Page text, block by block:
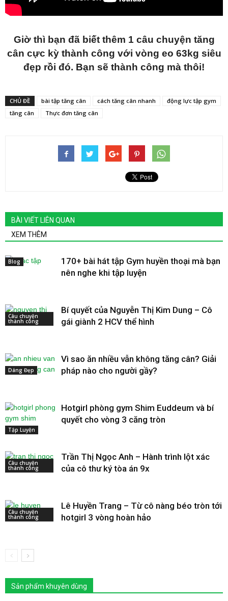
Giờ thì bạn đã biết thêm 1 câu chuyện tăng
cân cực kỳ thành công với vòng eo 63kg siêu
đẹp rồi đó. Bạn sẽ thành công mà thôi!
CHỦ ĐỀ bài tập tăng cân cách tăng cân nhanh
động lực tập gym
tăng cân
Thực đơn tăng cân
BÀI VIẾT LIÊN QUAN
XEM THÊM
Blog
170+ bài hát tập Gym huyền thoại mà bạn
nên nghe khi tập luyện
Câu chuyện
thành công
Bí quyết của Nguyễn Thị Kim Dung – Cô
gái giành 2 HCV thể hình
Dáng Đẹp
Vì sao ăn nhiều vẫn không tăng cân? Giải
pháp nào cho người gầy?
Tập Luyện
Hotgirl phòng gym Shim Euddeum và bí
quyết cho vòng 3 căng tròn
Câu chuyện
thành công
Trần Thị Ngọc Anh – Hành trình lột xác
của cô thư ký tòa án 9x
Câu chuyện
thành công
Lê Huyền Trang – Từ cô nàng béo tròn tới
hotgirl 3 vòng hoàn hảo
Sản phẩm khuyên dùng